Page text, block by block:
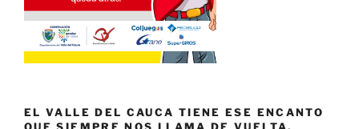
EL VALLE DEL CAUCA TIENE ESE ENCANTO